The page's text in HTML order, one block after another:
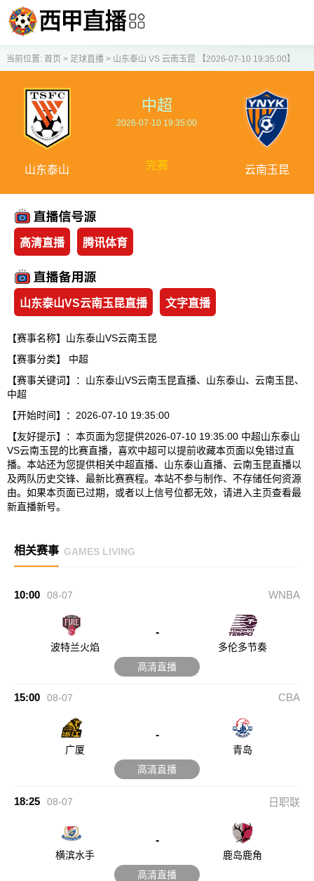
当前位置: 首页 > 足球直播> 山东泰山 VS 云南玉昆 【2026-07-10 19:35:00】
山东泰山
中超
2026-07-10 19:35:00
完赛 云南玉昆
高清直播 腾讯体育
山东泰山VS云南玉昆直播 文字直播
【赛事名称】山东泰山VS云南玉昆
【赛事分类】 中超
【赛事关键词】：山东泰山VS云南玉昆直播、山东泰山、云南玉昆、
中超
【开始时间】：2026-07-10 19:35:00
【友好提示】：本页面为您提供2026-07-10 19:35:00 中超山东泰山
VS云南玉昆的比赛直播，喜欢中超可以提前收藏本页面以免错过直
播。本站还为您提供相关中超直播、山东泰山直播、云南玉昆直播以
及两队历史交锋、最新比赛赛程。本站不参与制作、不存储任何资源
由。如果本页面已过期，或者以上信号位都无效，请进入主页查看最
新直播新号。
相关赛事 GAMES LIVING
10:00 08-07 WNBA
波特兰火焰
-
多伦多节奏
高清直播
15:00 08-07 CBA
广厦
-
青岛
高清直播
18:25 08-07 日职联
横滨水手
-
鹿岛鹿角
高清直播